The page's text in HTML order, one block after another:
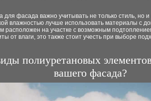
для фасада важно учитывать не только стиль, но
влажностью лучше использовать материалы с
расположен на участке с возможным
от влаги, это также стоит учесть при выборе
полиуретановых
вашего фасада?